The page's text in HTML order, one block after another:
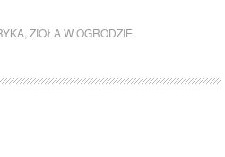
ZIOŁA W OGRODZIE